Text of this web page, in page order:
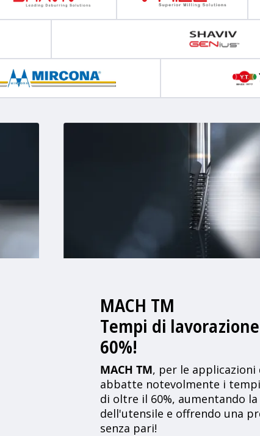
MACH TM
Tempi di
60%!
MACH TM, per le
abbatte notevolmente i
di oltre il 60%, aumentando
dell'utensile e offrendo una
senza pari!